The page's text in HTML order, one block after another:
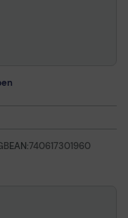
EAN:740617301960